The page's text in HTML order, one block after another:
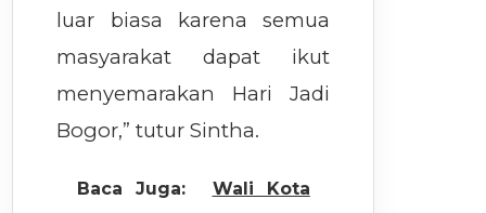
luar biasa karena semua
masyarakat dapat ikut
menyemarakan Hari Jadi
Bogor,” tutur Sintha.
Baca Juga:
Wali Kota